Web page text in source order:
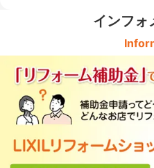
インフォ